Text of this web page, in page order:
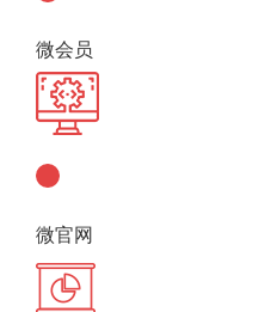
微会员
微官网